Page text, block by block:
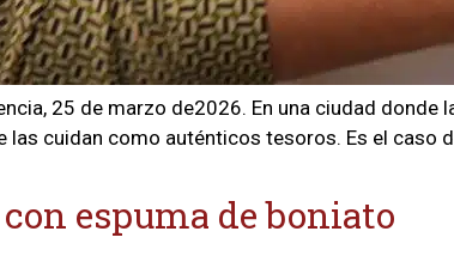
25 de marzo de2026. En una ciudad
cuidan como auténticos tesoros. Es el caso
espuma de boniato